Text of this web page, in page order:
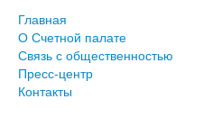
Главная
О Счетной палате
Связь с общественностью
Пресс-центр
Контакты